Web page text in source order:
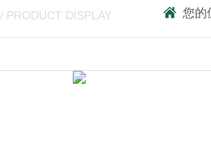
/ PRODUCT DISPLAY 您的